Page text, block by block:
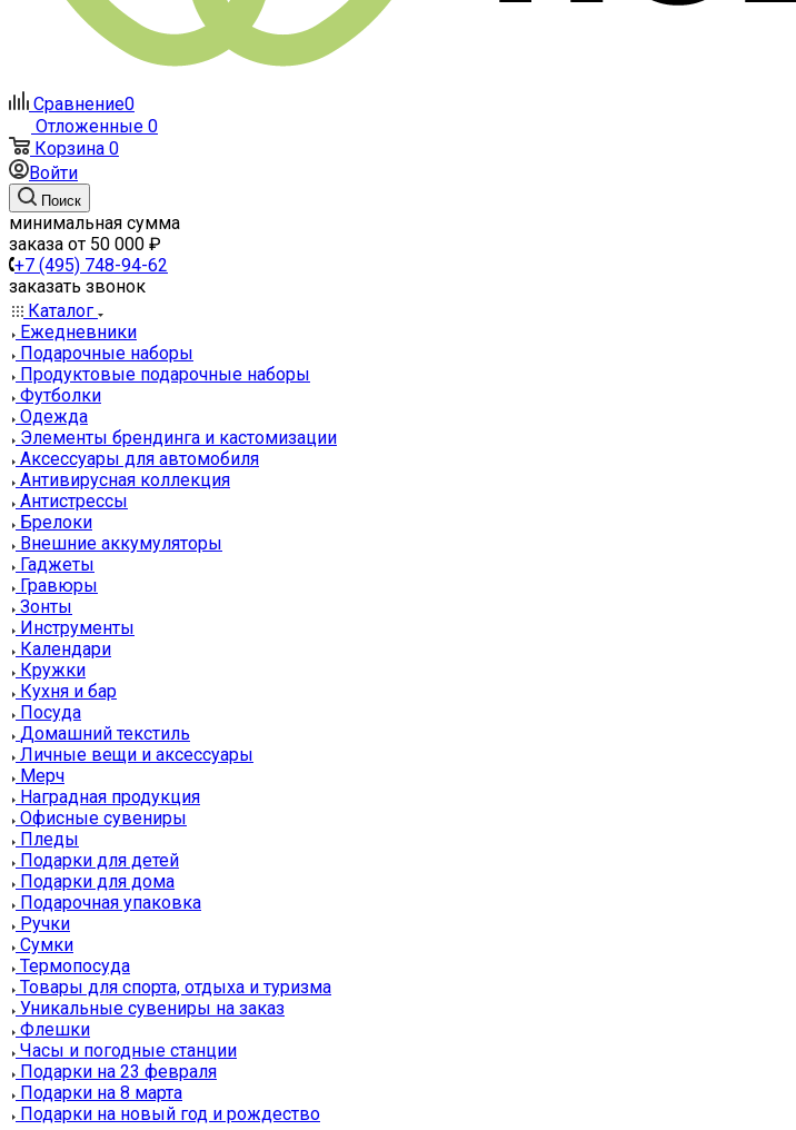
Сравнение0
Отложенные 0
Корзина 0
Войти
Поиск
минимальная сумма
заказа от 50 000 ₽
+7 (495) 748-94-62
заказать звонок
Каталог
Ежедневники
Подарочные наборы
Продуктовые подарочные наборы
Футболки
Одежда
Элементы брендинга и кастомизации
Аксессуары для автомобиля
Антивирусная коллекция
Антистрессы
Брелоки
Внешние аккумуляторы
Гаджеты
Гравюры
Зонты
Инструменты
Календари
Кружки
Кухня и бар
Посуда
Домашний текстиль
Личные вещи и аксессуары
Мерч
Наградная продукция
Офисные сувениры
Пледы
Подарки для детей
Подарки для дома
Подарочная упаковка
Ручки
Сумки
Термопосуда
Товары для спорта, отдыха и туризма
Уникальные сувениры на заказ
Флешки
Часы и погодные станции
Подарки на 23 февраля
Подарки на 8 марта
Подарки на новый год и рождество